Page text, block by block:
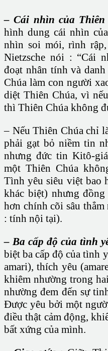
– Cái nhìn của
hình dung cái nhìn
nhìn soi mói, rình
Nietzsche nói : “Cái
đoạt nhân tính và
Chúa làm con người
diệt Thiên Chúa, vì
thì Thiên Chúa không
– Nếu Thiên Chúa chỉ
phải gạt bỏ niềm tin
nhưng đức tin Kitô-
một Thiên Chúa
Tình yêu siêu việt bao
khác biệt) nhưng
hơn chính cõi sâu
: tính nội tại).
– Ba cấp độ của tình
biệt ba cấp độ của tình
amari), thích yêu
khiêm nhường trong
nhường đem đến sự
Được yêu bởi một
điều thật cảm động,
bất xứng của mình.